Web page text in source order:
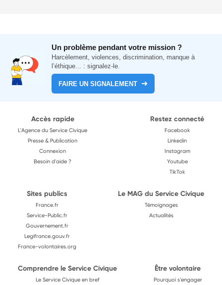
Un problème pendant votre mission ?
Harcèlement, violences, discrimination, manque à
l’éthique... : signalez-le.
FAIRE UN SIGNALEMENT
Accès rapide
L'Agence du Service Civique
Presse & Publication
Connexion
Besoin d'aide ?
Restez connecté
Facebook
Linkedin
Instagram
Youtube
TikTok
Sites publics
France.fr
Service-Public.fr
Gouvernement.fr
Legifrance.gouv.fr
France-volontaires.org
Le MAG du Service Civique
Témoignages
Actualités
Comprendre le Service Civique
Le Service Civique en bref
Être volontaire
Pourquoi s'engager